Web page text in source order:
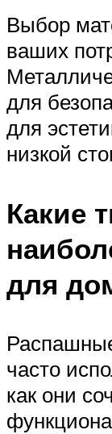
Выбор
ваших
для
для
низкой
Какие
для
часто
как они